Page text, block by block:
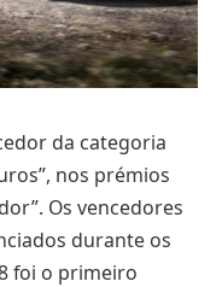
da categoria
nos prémios
Os vencedores
durante os
foi o primeiro